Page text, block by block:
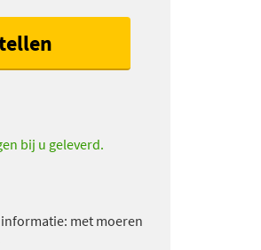
bij u geleverd.
met moeren